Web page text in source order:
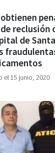
obtienen
reclusión
de
el 15 junio, 2020